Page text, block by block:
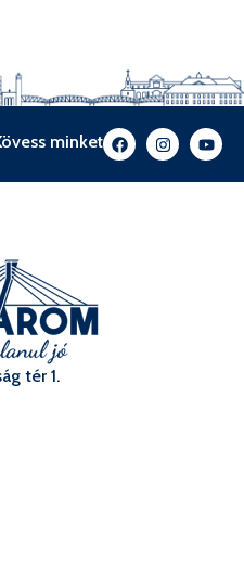
minket
tér 1.